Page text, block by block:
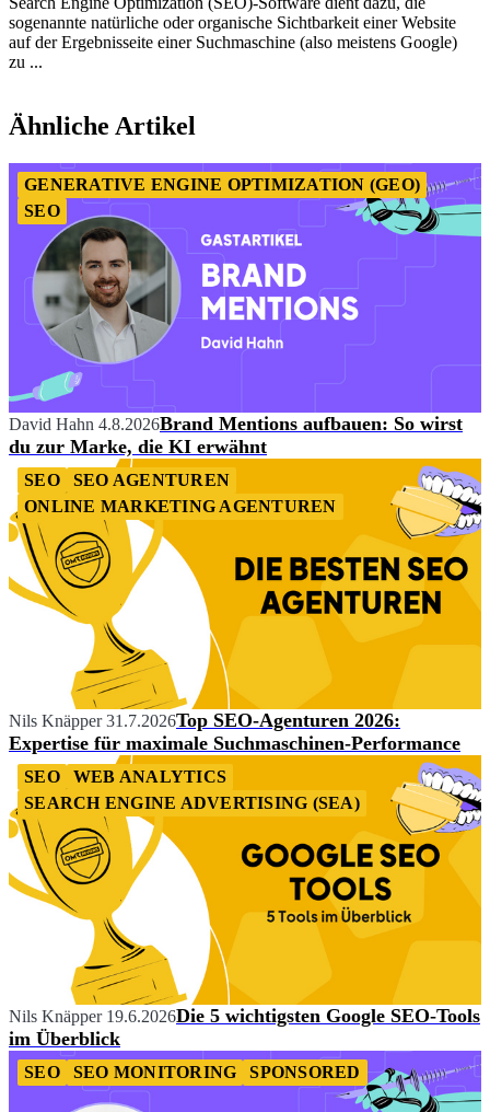
sogenannte natürliche oder organische Sichtbarkeit einer Website
auf der Ergebnisseite einer Suchmaschine (also meistens Google)
zu ...
1
of
Ähnliche Artikel
GENERATIVE ENGINE OPTIMIZATION (GEO)
SEO
David Hahn 4.8.2026Brand Mentions aufbauen: So wirst
du zur Marke, die KI erwähnt
SEO
SEO AGENTUREN
ONLINE MARKETING AGENTUREN
Nils Knäpper 31.7.2026Top SEO-Agenturen 2026:
Expertise für maximale Suchmaschinen-Performance
SEO
WEB ANALYTICS
SEARCH ENGINE ADVERTISING (SEA)
Nils Knäpper 19.6.2026Die 5 wichtigsten Google SEO-Tools
im Überblick
SEO SEO MONITORING SPONSORED